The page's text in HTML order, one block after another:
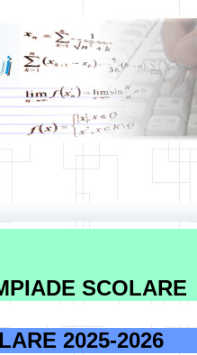
SCOLARE
2025-2026